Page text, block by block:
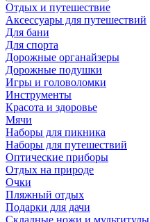
Отдых и путешествие
Аксессуары для путешествий
Для бани
Для спорта
Дорожные органайзеры
Дорожные подушки
Игры и головоломки
Инструменты
Красота и здоровье
Мячи
Наборы для пикника
Наборы для путешествий
Оптические приборы
Отдых на природе
Очки
Пляжный отдых
Подарки для дачи
Складные ножи и мультитулы